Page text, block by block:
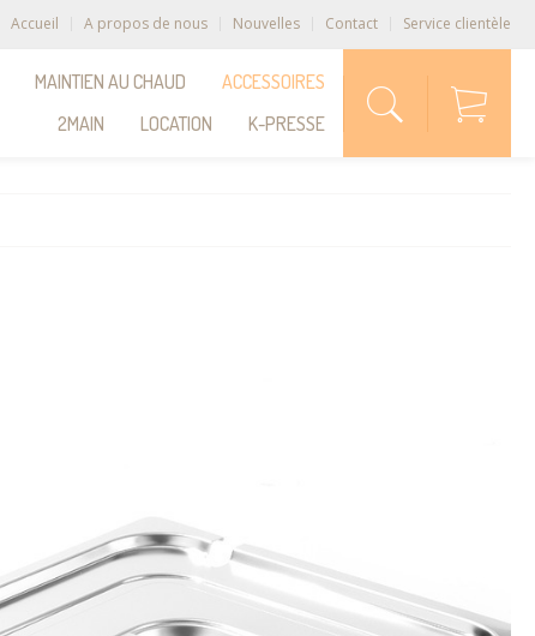
Accueil A propos de nous Nouvelles Contact Service clientèle
MAINTIEN AU CHAUD
ACCESSOIRES
2MAIN
LOCATION K-PRESSE